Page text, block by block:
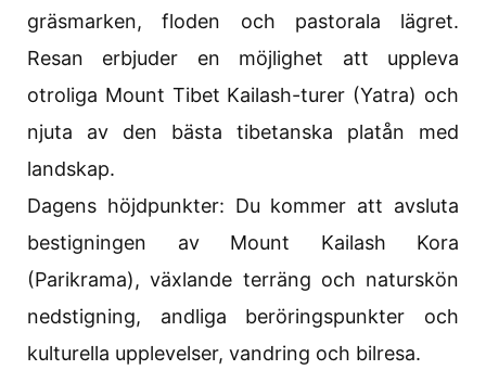
gräsmarken, floden och pastorala lägret.
Resan erbjuder en möjlighet att uppleva
otroliga Mount Tibet Kailash-turer (Yatra) och
njuta av den bästa tibetanska platån med
landskap.
Dagens höjdpunkter: Du kommer att avsluta
bestigningen av Mount Kailash Kora
(Parikrama), växlande terräng och naturskön
nedstigning, andliga beröringspunkter och
kulturella upplevelser, vandring och bilresa.